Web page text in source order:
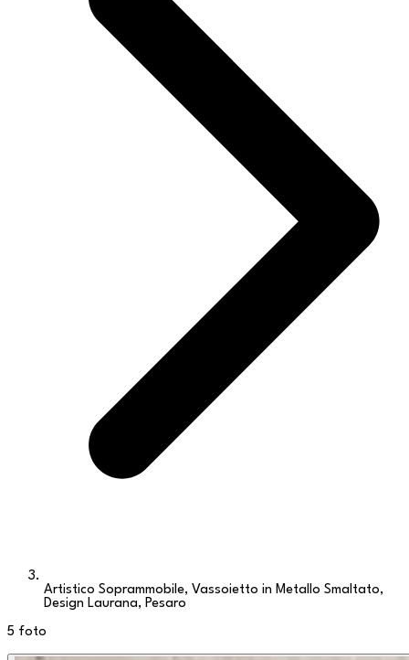
Artistico Soprammobile, Vassoietto in Metallo Smaltato,
Design Laurana, Pesaro
5 foto